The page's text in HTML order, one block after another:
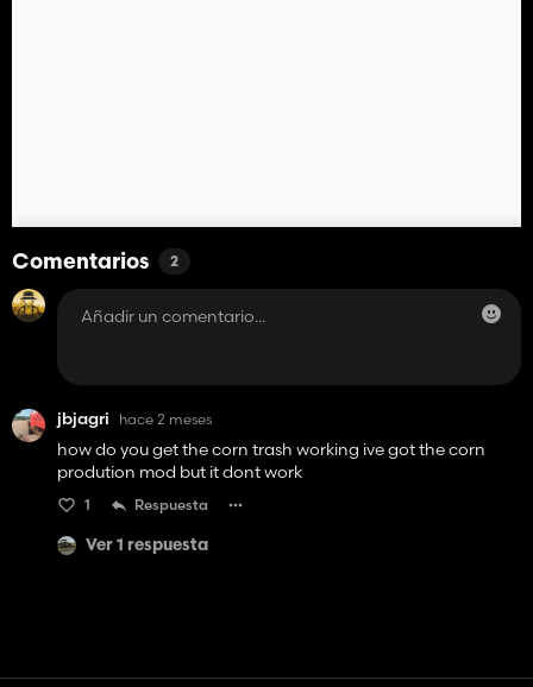
Comentarios 2
jbjagri hace 2 meses
how do you get the corn trash working ive got the corn
prodution mod but it dont work
1 Respuesta
Ver 1 respuesta